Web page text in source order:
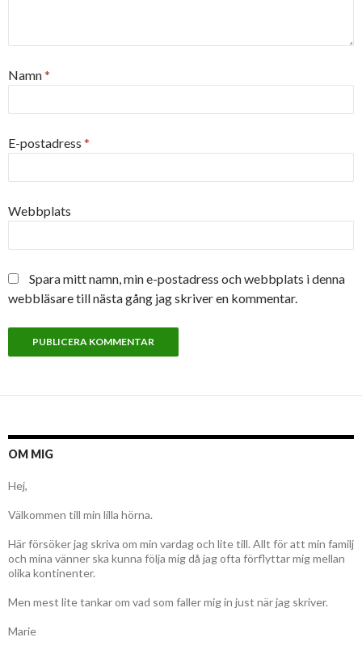
Namn*
E-postadress *
Webbplats
Spara mitt namn, min e-postadress och webbplats i denna
webbläsare till nästa gång jag skriver en kommentar.
OM MIG
Hej,
Välkommen till min lilla hörna.
Här försöker jag skriva om min vardag och lite till. Allt för att min familj
och mina vänner ska kunna följa mig då jag ofta förflyttar mig mellan
olika kontinenter.
Men mest lite tankar om vad som faller mig in just när jag skriver.
Marie